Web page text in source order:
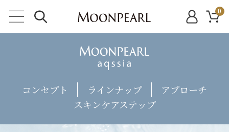
0
コンセプト ラインナップ
アプローチ
スキンケアステップ